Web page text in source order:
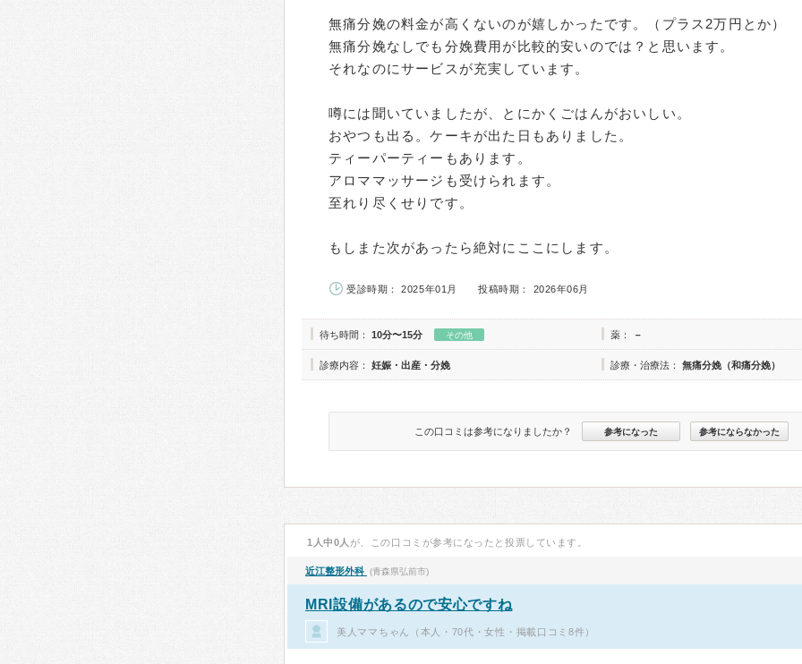
無痛分娩の料金が高くないのが嬉しかったです。（プラス2万円とか）
無痛分娩なしでも分娩費用が比較的安いのでは？と思います。
それなのにサービスが充実しています。
噂には聞いていましたが、とにかくごはんがおいしい。
おやつも出る。ケーキが出た日もありました。
ティーパーティーもあります。
アロママッサージも受けられます。
至れり尽くせりです。
もしまた次があったら絶対にここにします。
受診時期： 2025年01月 投稿時期： 2026年06月
待ち時間： 10分〜15分 その他 薬： －
診療内容： 妊娠・出産・分娩 診療・治療法： 無痛分娩（和痛分娩）
この口コミは参考になりましたか？ 参考になった 参考にならなかった
1人中0人 が、この口コミが参考になったと投票しています。
近江整形外科 (青森県弘前市)
MRI設備があるので安心ですね
美人ママちゃん（本人・70代・女性・掲載口コミ8件）